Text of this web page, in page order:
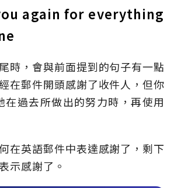
again for everything
時，會與前面提到的句子有一點
在郵件開頭感謝了收件人，但你
過去所做出的努力時，再使用
在英語郵件中表達感謝了，剩下
示感謝了。